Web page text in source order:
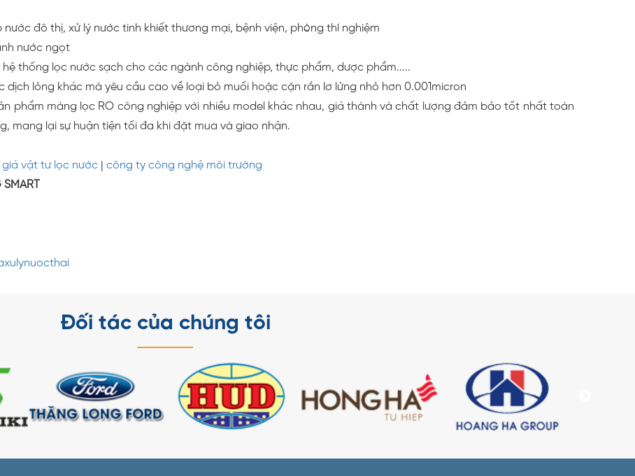
đô thị, xử lý nước tinh khiết thương mại, bệnh viện, phòng thí nghiệm
nước ngọt
thống lọc nước sạch cho các ngành công nghiệp, thực phẩm, dược phẩm.....
dịch lỏng khác mà yêu cầu cao về loại bỏ muối hoặc cặn rắn lơ lửng nhỏ hơn 0.001micron
phẩm màng lọc RO công nghiệp với nhiều model khác nhau, giá thành và chất lượng đảm bảo tốt nhất toàn
mang lại sự huận tiện tối đa khi đặt mua và giao nhận.
vật tư lọc nước | công ty công nghệ môi trường
Đối tác của chúng tôi